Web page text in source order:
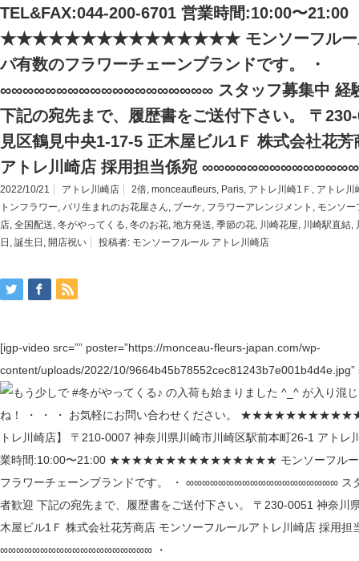
TEL&FAX:044-200-6701 営業時間:10:00〜21:00
★★★★★★★★★★★★★★★ モンソーフルール
パ有数のフラワーチェーンブランドです。 ・
∞∞∞∞∞∞∞∞∞∞∞∞∞∞∞∞∞∞∞ スタッフ募集中 経
下記の宛先まで、履歴書をご送付下さい。 〒
見区鶴見中央1-17-5 正木屋ビル1Ｆ 株式会社花
アトレ川崎店 採用担当係宛
2022/10/21 アトレ川崎店 2倍, monceaufleurs, Paris, アトレ川崎1Ｆ , アトレ川
トンフラワー, パリ生まれのお花屋さん, ブーケ, フラワーアレンジメント , モンソー
店, 全国配送, 冬がやってくる, 冬のお花, 地方発送, 季節の花, 川崎花屋, 川崎駅直結,
日 , 誕生日 , 開店祝い 投稿者: モンソーフルール アトレ川崎店
[igp-video src=”” poster=”https://monceau-fleurs-japan.com/wp-
content/uploads/2022/10/9664b45b78552cec81243b7e001b4d4e.jpg”